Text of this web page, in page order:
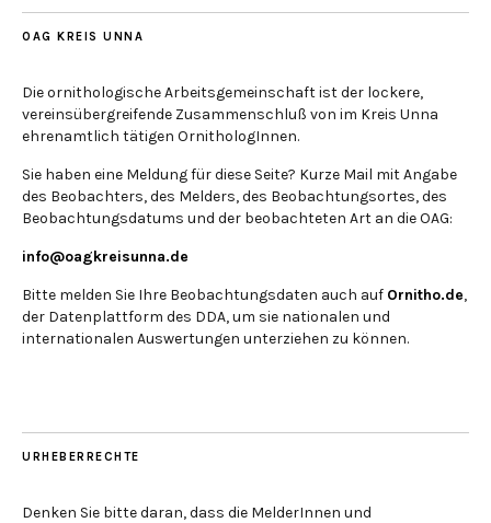
OAG KREIS UNNA
Die ornithologische Arbeitsgemeinschaft ist der lockere,
vereinsübergreifende Zusammenschluß von im Kreis Unna
ehrenamtlich tätigen OrnithologInnen.
Sie haben eine Meldung für diese Seite? Kurze Mail mit Angabe
des Beobachters, des Melders, des Beobachtungsortes, des
Beobachtungsdatums und der beobachteten Art an die OAG:
info@oagkreisunna.de
Bitte melden Sie Ihre Beobachtungsdaten auch auf Ornitho.de,
der Datenplattform des DDA, um sie nationalen und
internationalen Auswertungen unterziehen zu können.
URHEBERRECHTE
Denken Sie bitte daran, dass die MelderInnen und